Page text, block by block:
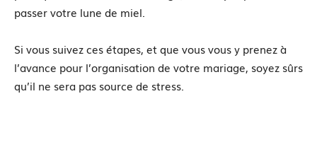
passer votre lune de miel.
Si vous suivez ces étapes, et que vous vous y prenez à
l’avance pour l’organisation de votre mariage, soyez sûrs
qu’il ne sera pas source de stress.